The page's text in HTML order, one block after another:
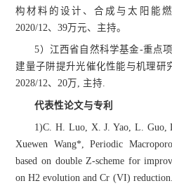
构材料的设计、合成与太阳能
2020/12、39万元、主持。
5）江西省自然科学基金-重点
建量子阱提升光催化性能与机理研
2028/12、20万, 主持.
代表性论文与专利
1)C. H. Luo, X. J. Yao, L.
Xuewen Wang*, Periodic
based on double Z-scheme for
on H2 evolution and Cr (VI)